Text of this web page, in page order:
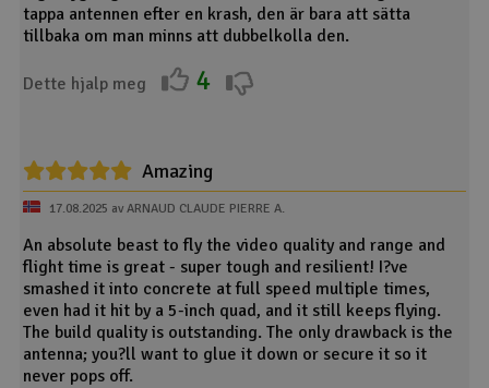
tappa antennen efter en krash, den är bara att sätta
tillbaka om man minns att dubbelkolla den.
Dette hjalp meg 4
Amazing
17.08.2025 av ARNAUD CLAUDE PIERRE A.
An absolute beast to fly the video quality and range and
flight time is great - super tough and resilient! I?ve
smashed it into concrete at full speed multiple times,
even had it hit by a 5-inch quad, and it still keeps flying.
The build quality is outstanding. The only drawback is the
antenna; you?ll want to glue it down or secure it so it
never pops off.